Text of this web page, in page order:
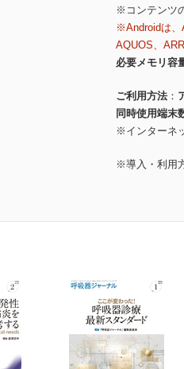
※コンテンツ
※Androidは、
AQUOS、
必要メモリ容
ご利用方法
同時使用端末
※インターネ
※導入・利用